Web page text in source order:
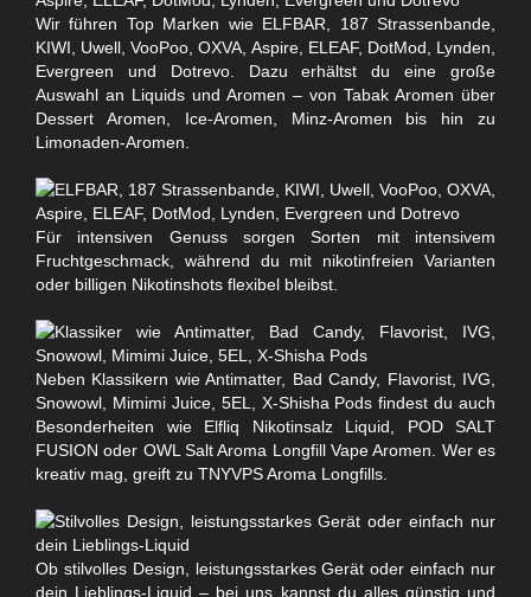
Wir führen Top Marken wie ELFBAR, 187 Strassenbande,
KIWI, Uwell, VooPoo, OXVA, Aspire, ELEAF, DotMod, Lynden,
Evergreen und Dotrevo. Dazu erhältst du eine große
Auswahl an Liquids und Aromen – von Tabak Aromen über
Dessert Aromen, Ice-Aromen, Minz-Aromen bis hin zu
Limonaden-Aromen.
Für intensiven Genuss sorgen Sorten mit intensivem
Fruchtgeschmack, während du mit nikotinfreien Varianten
oder billigen Nikotinshots flexibel bleibst.
Neben Klassikern wie Antimatter, Bad Candy, Flavorist, IVG,
Snowowl, Mimimi Juice, 5EL, X-Shisha Pods findest du auch
Besonderheiten wie Elfliq Nikotinsalz Liquid, POD SALT
FUSION oder OWL Salt Aroma Longfill Vape Aromen. Wer es
kreativ mag, greift zu TNYVPS Aroma Longfills.
Ob stilvolles Design, leistungsstarkes Gerät oder einfach nur
dein Lieblings-Liquid – bei uns kannst du alles günstig und